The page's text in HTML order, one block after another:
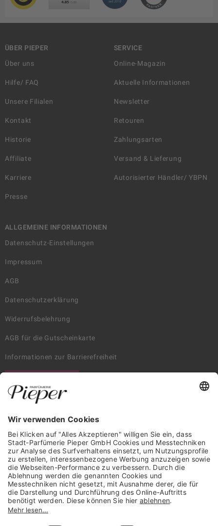
ÜBER PIEPER
Über uns
Hilfe/ FAQ
Unsere Filialen
Kontakt
Historie
Affiliate
Karriere
Presse
SERVICE
Online-Magazin
Aktuelle Informationen
Newsletter
Retouren
Zahlungsarten
Versand & Lieferung
Autorisierter Händler/ YBPN
ALLGEMEINE INFORMATIONEN
Datenschutz-Einstellungen
Impressum
AGB
Datenschutzerklärung
Widerrufsbelehrung
AGB für die Gutscheinkarte
Informationen zur Barrierefreiheit
Trusted Shops Mitglied seit 2010